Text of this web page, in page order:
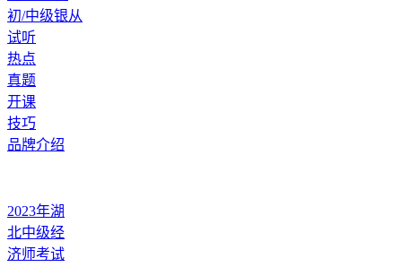
初/中级银从
试听
热点
真题
开课
技巧
品牌介绍
2023年湖
北中级经
济师考试